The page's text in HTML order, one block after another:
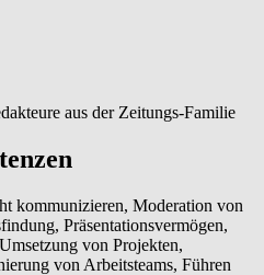
aus der Zeitungs-Familie
kommunizieren, Moderation von
Präsentationsvermögen,
von Projekten,
von Arbeitsteams, Führen